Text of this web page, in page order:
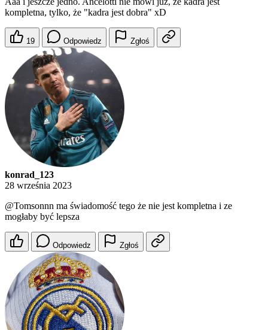
kompletna, tylko, że "kadra jest dobra" xD
19 Odpowiedz Zgłoś
konrad_123
28 września 2023
@Tomsonnn ma świadomość tego że nie jest kompletna i ze
mogłaby być lepsza
Odpowiedz Zgłoś